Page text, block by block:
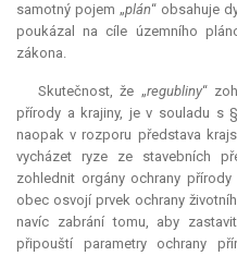
samotný pojem „plán“ obsahuje
poukázal na cíle územního
zákona.
Skutečnost, že „regubliny“
přírody a krajiny, je v souladu s
naopak v rozporu představa
vycházet ryze ze stavebních
zohlednit orgány ochrany
obec osvojí prvek ochrany
navíc zabrání tomu, aby
připouští parametry ochrany